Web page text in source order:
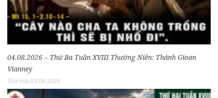
04.08.2026 – Thứ Ba Tuần XVIII Thường Niên: Thánh Gioan
Vianney
Thứ Hai 03.08.2026